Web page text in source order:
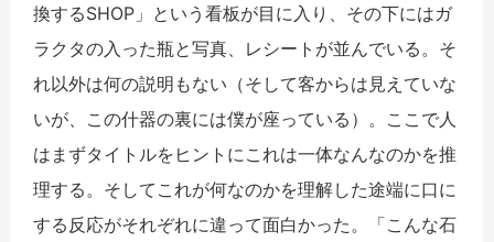
換するSHOP」という看板が目に入り、その下にはガ
ラクタの入った瓶と写真、レシートが並んでいる。そ
れ以外は何の説明もない（そして客からは見えていな
いが、この什器の裏には僕が座っている）。ここで人
はまずタイトルをヒントにこれは一体なんなのかを推
理する。そしてこれが何なのかを理解した途端に口に
する反応がそれぞれに違って面白かった。「こんな石